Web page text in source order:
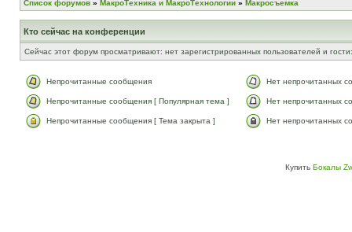
Список форумов » МакроТехника и МакроТехнологии » Макросъемка
Кто сейчас на конференции
Сейчас этот форум просматривают: нет зарегистрированных пользователей и
Непрочитанные сообщения Нет непрочитанных
Непрочитанные сообщения [ Популярная тема ] Нет непрочитанных
Непрочитанные сообщения [ Тема закрыта ] Нет непрочитанных
Купить Бокалы